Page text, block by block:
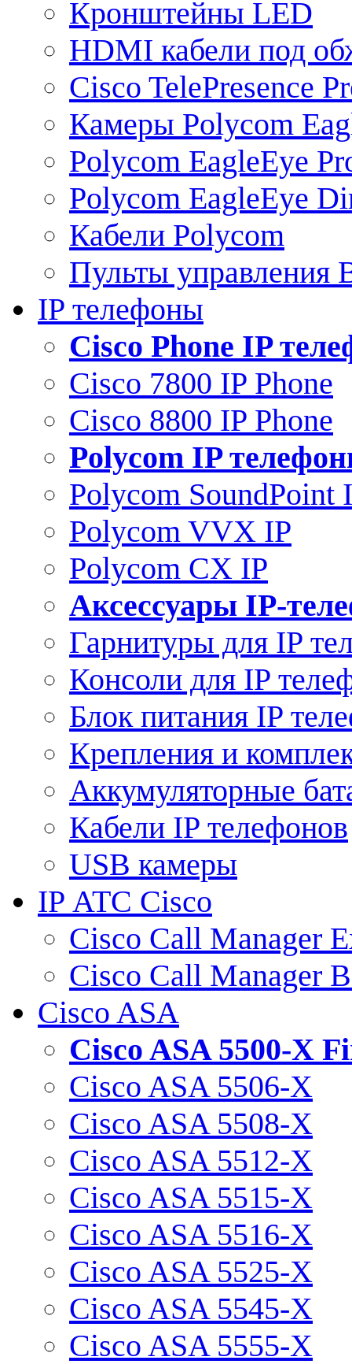
Кронштейны LED
HDMI кабели под
Cisco TelePresence
Камеры Polycom
Polycom EagleEye
Polycom EagleEye
Кабели Polycom
Пульты управления
IP телефоны
Сisco Phone IP
Cisco 7800 IP Phone
Cisco 8800 IP Phone
Polycom IP
Polycom SoundPoint
Polycom VVX IP
Polycom CX IP
Аксессуары IP-
Гарнитуры для IP
Консоли для IP
Блок питания IP
Крепления и
Аккумуляторные
Кабели IP телефонов
USB камеры
IP АТС Cisco
Cisco Call Manager
Cisco Call Manager
Cisco ASA
Cisco ASA 5500-X
Cisco ASA 5506-X
Cisco ASA 5508-X
Cisco ASA 5512-X
Cisco ASA 5515-X
Cisco ASA 5516-X
Cisco ASA 5525-X
Cisco ASA 5545-X
Cisco ASA 5555-X